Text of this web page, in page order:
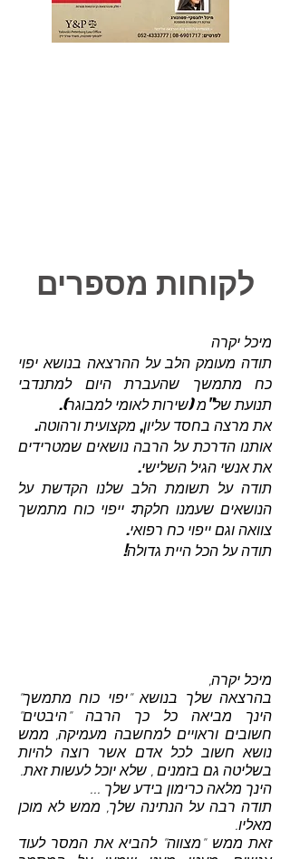
לקוחות מספרים
מיכל יקרה
תודה מעומק הלב על ההרצאה בנושא יפוי
כח מתמשך שהעברת היום למתנדבי
תנועת של"מ (שירות לאומי למבוגר).
את מרצה בחסד עליון, מקצועית ורהוטה.
אותנו הדרכת על הרבה נושאים שמטרידים
את אנשי הגיל השלישי.
תודה על תשומת הלב שלנו הקדשת על
הנושאים שעמנו חלקת: ייפוי כוח מתמשך
צוואה וגם ייפוי כח רפואי.
תודה על הכל היית גדולה!
מיכל יקרה,
בהרצאה שלך בנושא "יפוי כוח מתמשך"
הינך מביאה כל כך הרבה "היבטים"
חשובים וראויים למחשבה מעמיקה, ממש
נושא חשוב לכל אדם אשר רוצה להיות
בשליטה גם בזמנים , שלא יוכל לעשות זאת.
הינך מלאה כרימון בידע שלך ...
תודה רבה על הנתינה שלך, ממש לא מוכן
מאליו.
זאת ממש "מצווה" להביא את המסר לעוד